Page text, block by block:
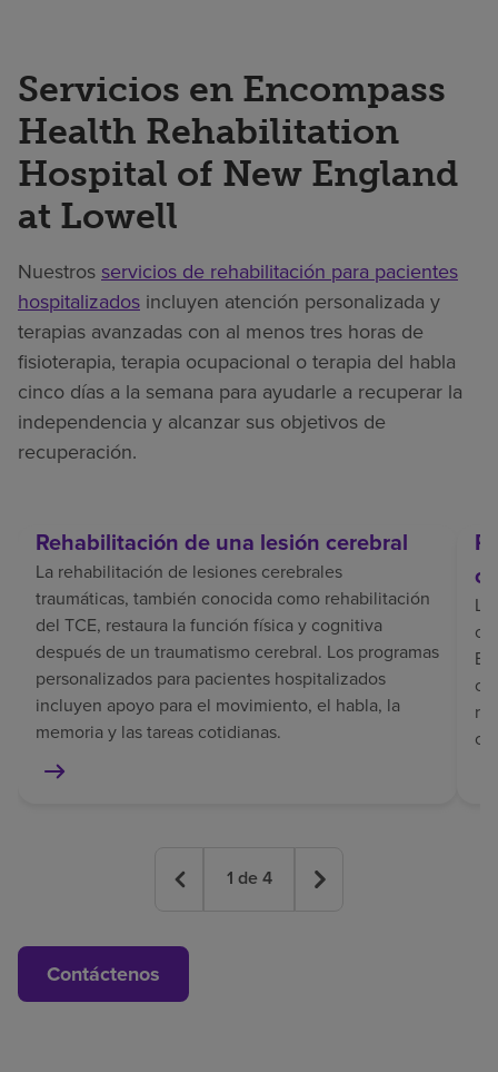
Servicios en Encompass
Health Rehabilitation
Hospital of New England
at Lowell
Nuestros servicios de rehabilitación para pacientes
hospitalizados incluyen atención personalizada y
terapias avanzadas con al menos tres horas de
fisioterapia, terapia ocupacional o terapia del habla
cinco días a la semana para ayudarle a recuperar la
independencia y alcanzar sus objetivos de
recuperación.
Rehabilitación de una lesión cerebral
La rehabilitación de lesiones cerebrales
traumáticas, también conocida como rehabilitación
del TCE, restaura la función física y cognitiva
después de un traumatismo cerebral. Los programas
personalizados para pacientes hospitalizados
incluyen apoyo para el movimiento, el habla, la
memoria y las tareas cotidianas.
El
1 de 4
Contáctenos